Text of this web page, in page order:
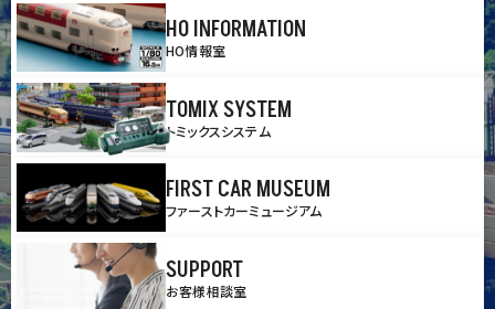
HO INFORMATION
HO情報室
TOMIX SYSTEM
トミックスシステム
FIRST CAR MUSEUM
ファーストカーミュージアム
SUPPORT
お客様相談室